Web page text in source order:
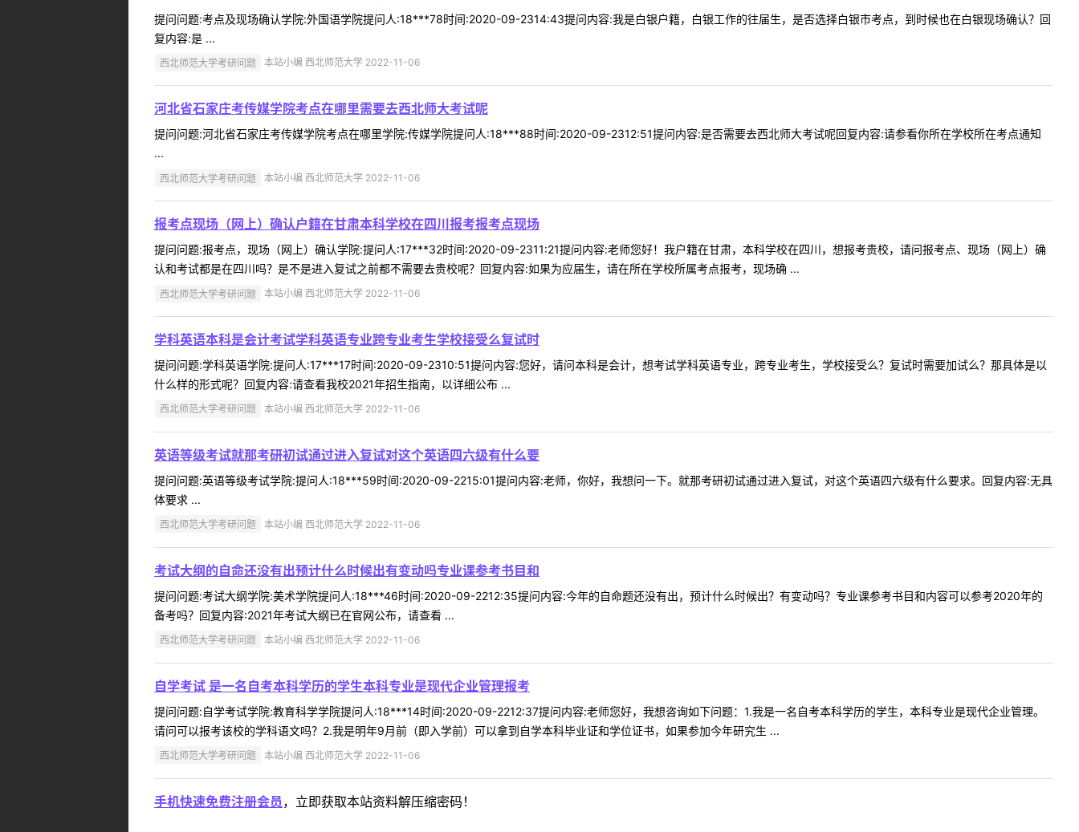
提问问题:考点及现场确认学院:外国语学院提问人:18***78时间:2020-09-2314:43提问内容:我是白银户籍，白银工作的往届生，是否选择白银市考点，到时候也在白银现场确认？回
复内容:是 ...
西北师范大学考研问题 本站小编 西北师范大学 2022-11-06
河北省石家庄考传媒学院考点在哪里需要去西北师大考试呢
提问问题:河北省石家庄考传媒学院考点在哪里学院:传媒学院提问人:18***88时间:2020-09-2312:51提问内容:是否需要去西北师大考试呢回复内容:请参看你所在学校所在考点通知
...
西北师范大学考研问题 本站小编 西北师范大学 2022-11-06
报考点现场（网上）确认户籍在甘肃本科学校在四川报考报考点现场
提问问题:报考点，现场（网上）确认学院:提问人:17***32时间:2020-09-2311:21提问内容:老师您好！我户籍在甘肃，本科学校在四川，想报考贵校，请问报考点、现场（网上）确
认和考试都是在四川吗？是不是进入复试之前都不需要去贵校呢？回复内容:如果为应届生，请在所在学校所属考点报考，现场确 ...
西北师范大学考研问题 本站小编 西北师范大学 2022-11-06
学科英语本科是会计考试学科英语专业跨专业考生学校接受么复试时
提问问题:学科英语学院:提问人:17***17时间:2020-09-2310:51提问内容:您好，请问本科是会计，想考试学科英语专业，跨专业考生，学校接受么？复试时需要加试么？那具体是以
什么样的形式呢？回复内容:请查看我校2021年招生指南，以详细公布 ...
西北师范大学考研问题 本站小编 西北师范大学 2022-11-06
英语等级考试就那考研初试通过进入复试对这个英语四六级有什么要
提问问题:英语等级考试学院:提问人:18***59时间:2020-09-2215:01提问内容:老师，你好，我想问一下。就那考研初试通过进入复试，对这个英语四六级有什么要求。回复内容:无具
体要求 ...
西北师范大学考研问题 本站小编 西北师范大学 2022-11-06
考试大纲的自命还没有出预计什么时候出有变动吗专业课参考书目和
提问问题:考试大纲学院:美术学院提问人:18***46时间:2020-09-2212:35提问内容:今年的自命题还没有出，预计什么时候出？有变动吗？专业课参考书目和内容可以参考2020年的
备考吗？回复内容:2021年考试大纲已在官网公布，请查看 ...
西北师范大学考研问题 本站小编 西北师范大学 2022-11-06
自学考试 是一名自考本科学历的学生本科专业是现代企业管理报考
提问问题:自学考试学院:教育科学学院提问人:18***14时间:2020-09-2212:37提问内容:老师您好，我想咨询如下问题：1.我是一名自考本科学历的学生，本科专业是现代企业管理。
请问可以报考该校的学科语文吗？2.我是明年9月前（即入学前）可以拿到自学本科毕业证和学位证书，如果参加今年研究生 ...
西北师范大学考研问题 本站小编 西北师范大学 2022-11-06
手机快速免费注册会员 ，立即获取本站资料解压缩密码！